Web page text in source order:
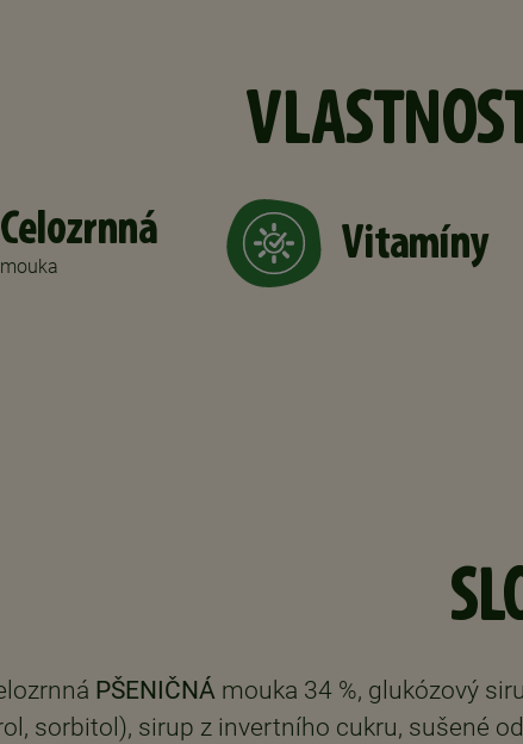
Celozrnná
mouka Vitamíny
PŠENIČNÁ mouka 34 %, glukózový
sorbitol), sirup z invertního cukru, sušené